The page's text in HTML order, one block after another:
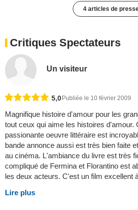
4 articles de
Critiques Spectateurs
Un visiteur
5,0Publiée le 10 février 2009
Magnifique histoire d'amour pour les
tout ceux qui aime les histoires d'amour.
passionante oeuvre littéraire est
bande annonce aussi est très bien faite
au cinéma. L'ambiance du livre est très
compliqué de Fermina et Florantino est
les deux acteurs. C'est un film excellent
Lire plus